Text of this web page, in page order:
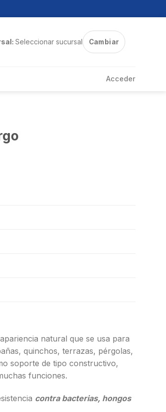
Seleccionar sucursal Cambiar
Acceder
natural que se usa para
quinchos, terrazas, pérgolas,
soporte de tipo constructivo,
funciones.
contra bacterias, hongos